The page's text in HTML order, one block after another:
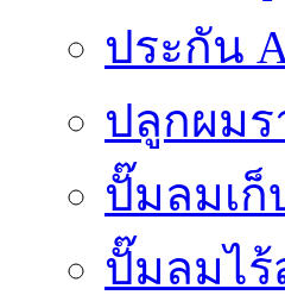
ประกัน
ปลูกผมร
ปั๊มลมเก็
ปั๊มลมไร้